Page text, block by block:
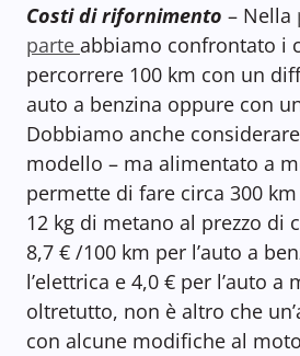
Costidi rifornimento – Nella
parte abbiamo confrontato i
percorrere 100 km con un
auto a benzina oppure con
Dobbiamo anche
modello – ma alimentato a
permette di fare circa 300
12 kg di metano al prezzo di
8,7 € /100 km per l’auto a
l’elettrica e 4,0 € per l’auto a
oltretutto, non è altro che
con alcune modifiche al